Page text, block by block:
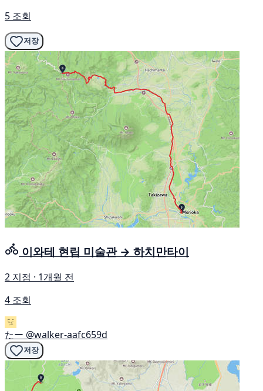
5 조회
저장
이와테 현립 미술관 → 하치만타이
2 지점 · 1개월 전
4 조회
たー @walker-aafc659d
저장